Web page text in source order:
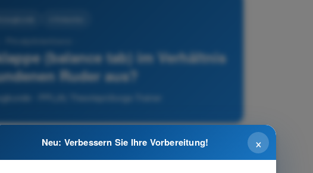
(balance tab) im Verhältnis
Ruder aus?
- PPL(A) Theorieprüfungs-Trainer
×
Neu: Verbessern Sie Ihre Vorbereitung!